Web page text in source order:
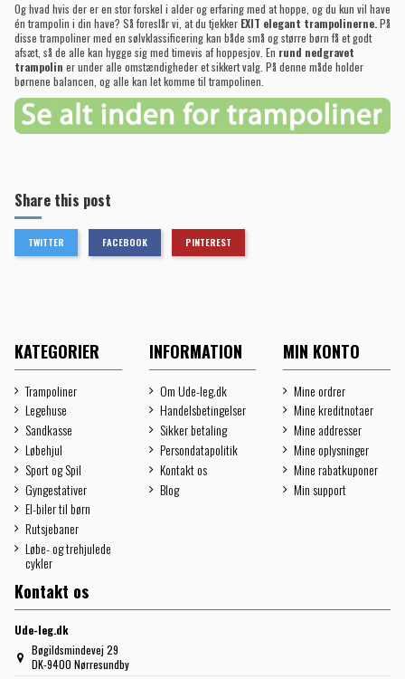
Og hvad hvis der er en stor forskel i alder og erfaring med at hoppe, og du kun vil have
én trampolin i din have? Så foreslår vi, at du tjekker EXIT elegant trampolinerne.På
disse trampoliner med en sølvklassificering kan både små og større børn få et godt
afsæt, så de alle kan hygge sig med timevis af hoppesjov. En rund nedgravet
trampolin er under alle omstændigheder et sikkert valg. På denne måde holder
børnene balancen, og alle kan let komme til trampolinen.
Share this post
TWITTER FACEBOOK PINTEREST
KATEGORIER
Trampoliner
Legehuse
Sandkasse
Løbehjul
Sport og Spil
Gyngestativer
El-biler til børn
Rutsjebaner
Løbe- og trehjulede
cykler
INFORMATION
Om Ude-leg.dk
Handelsbetingelser
Sikker betaling
Persondatapolitik
Kontakt os
Blog
MIN KONTO
Mine ordrer
Mine kreditnotaer
Mine addresser
Mine oplysninger
Mine rabatkuponer
Min support
Kontakt os
Ude-leg.dk
Bøgildsmindevej 29
DK-9400 Nørresundby